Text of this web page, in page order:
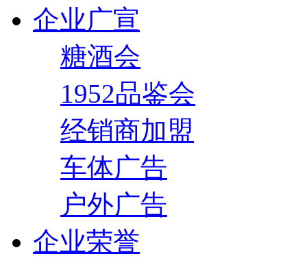
企业广宣
糖酒会
1952品鉴会
经销商加盟
车体广告
户外广告
企业荣誉